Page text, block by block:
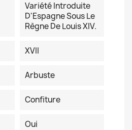
Variété Introduite
D'Espagne Sous Le
Règne De Louis XIV.
XVII
Arbuste
Confiture
Oui